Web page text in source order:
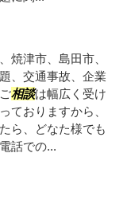
焼津市、島田市、
、交通事故、企業
相談は幅広く受け
ておりますから、
ら、どなた様でも
話での...